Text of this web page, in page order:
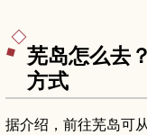
芜岛怎么去
方式
据介绍，前往芜岛可